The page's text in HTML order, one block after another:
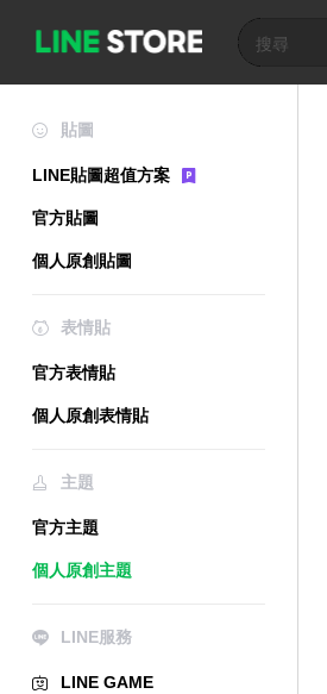
貼圖
LINE貼圖超值方案
官方貼圖
個人原創貼圖
表情貼
官方表情貼
個人原創表情貼
主題
官方主題
個人原創主題
LINE服務
LINE GAME